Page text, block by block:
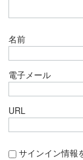
名前
電子メール
URL
サインイン情報